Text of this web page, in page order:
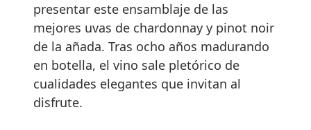
presentar este ensamblaje de las
mejores uvas de chardonnay y pinot noir
de la añada. Tras ocho años madurando
en botella, el vino sale pletórico de
cualidades elegantes que invitan al
disfrute.